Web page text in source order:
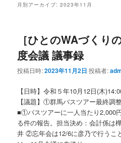
月別アーカイブ:2023年11月
［ひとのWAづくり
度会議 議事録
投稿日時:2023年11月2日 投稿者:
【日時】令和５年10月12日(木
【議題】①群馬バスツアー最終
■①バスツアーに一人当たり2,000
る件の報告。担当決め：会計係は
井 ②忘年会は12/6に彦乃で行うこ